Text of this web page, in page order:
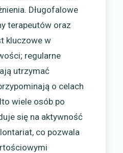
Długofalowe
terapeutów oraz
kluczowe w
regularne
utrzymać
o celach
wiele osób po
się na aktywność
co pozwala